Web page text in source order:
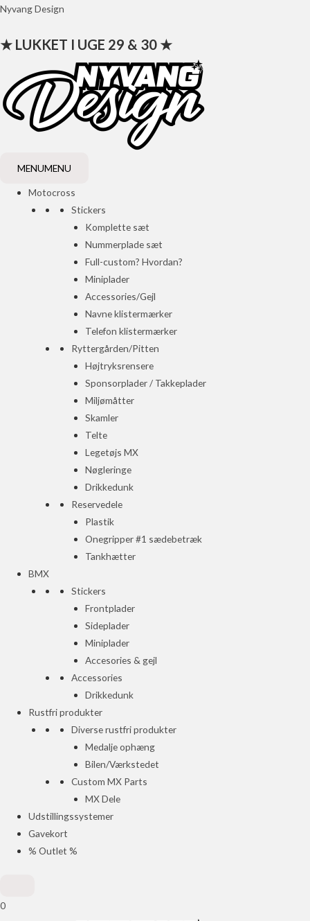
Gå
indholdet
Nyvang Design
★ LUKKET I UGE 29 & 30 ★
MENUMENU
Motocross
Stickers
Komplette sæt
Nummerplade sæt
Full-custom? Hvordan?
Miniplader
Accessories/Gejl
Navne klistermærker
Telefon klistermærker
Ryttergården/Pitten
Højtryksrensere
Sponsorplader / Takkeplader
Miljømåtter
Skamler
Telte
Legetøjs MX
Nøgleringe
Drikkedunk
Reservedele
Plastik
Onegripper #1 sædebetræk
Tankhætter
BMX
Stickers
Frontplader
Sideplader
Miniplader
Accesories & gejl
Accessories
Drikkedunk
Rustfri produkter
Diverse rustfri produkter
Medalje ophæng
Bilen/Værkstedet
Custom MX Parts
MX Dele
Udstillingssystemer
Gavekort
% Outlet %
0